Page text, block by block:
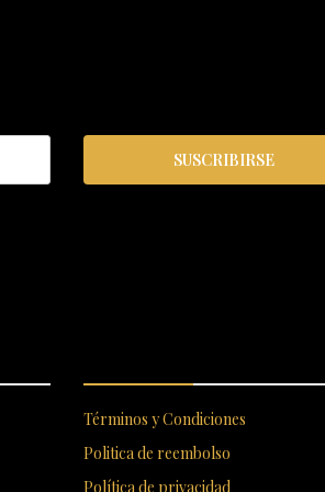
SUSCRIBIRSE
Términos y Condiciones
Politica de reembolso
Política de privacidad